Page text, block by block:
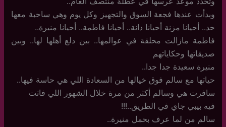
وبدأت عندها فجعة السوق والتجهيز وكل يوم وهي ساحبة معها
حد.. أحيانا مزنة أحيانا دانة.. أحيانا فاطمة.. أحيانا منيرة..
فاطمة مازالت محلقة في عوالمها.. بين دلع أهلها لها.. وبين
صديقاتها وحكاياتهم
منيرة سعيدة جدا جدا..
حياتها مع سالم فوق خيالها من السعادة اللي هي حاسة فيها..
سافرت هي وسالم أكثر من مرة خلال الشهور اللي فاتت
فيه بيبي جاي في الطريق..!!!
سالم من لما عرف بحمل منيرة..